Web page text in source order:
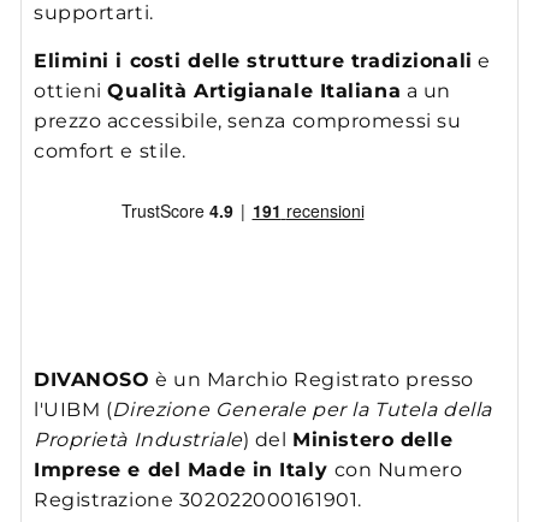
supportarti.
Elimini i costi delle strutture tradizionali e
ottieniQualità Artigianale Italiana a un
prezzo accessibile, senza compromessi su
comfort e stile.
DIVANOSO è un Marchio Registrato presso
l'UIBM (Direzione Generale per la Tutela della
Proprietà Industriale) del Ministero delle
Imprese e del Made in Italy con Numero
Registrazione 302022000161901.